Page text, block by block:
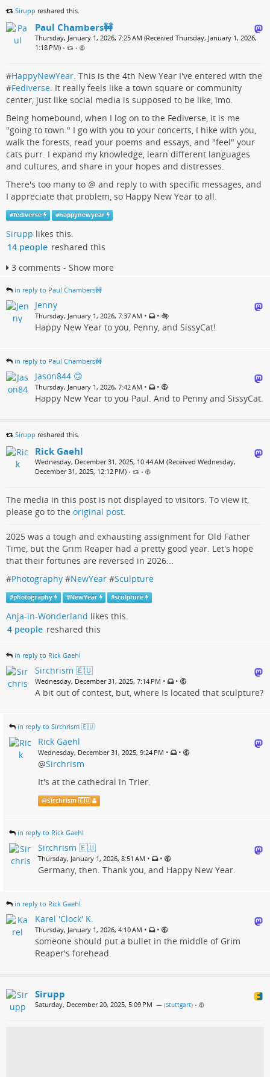
Sirupp reshared this.
Paul Chambers🚧
Thursday, January 1, 2026, 7:25 AM (Received Thursday, January 1, 2026,
1:18 PM) • •
#HappyNewYear. This is the 4th New Year I've entered with the
#Fediverse. It really feels like a town square or community
center, just like social media is supposed to be like, imo.
Being homebound, when I log on to the Fediverse, it is me
"going to town." I go with you to your concerts, I hike with you,
walk the forests, read your poems and essays, and "feel" your
cats purr. I expand my knowledge, learn different languages
and cultures, and share in your hopes and distresses.
There's too many to @ and reply to with specific messages, and
I appreciate that problem, so Happy New Year to all.
#fediverse #happynewyear
Sirupp likes this.
14 people reshared this
3 comments - Show more
in reply to Paul Chambers🚧
Jenny
Thursday, January 1, 2026, 7:37 AM • •
Happy New Year to you, Penny, and SissyCat!
in reply to Paul Chambers🚧
Jason844 🙃
Thursday, January 1, 2026, 7:42 AM • •
Happy New Year to you Paul. And to Penny and SissyCat.
Sirupp reshared this.
Rick Gaehl
Wednesday, December 31, 2025, 10:44 AM (Received Wednesday,
December 31, 2025, 12:12 PM) • •
The media in this post is not displayed to visitors. To view it,
please go to the original post.
2025 was a tough and exhausting assignment for Old Father
Time, but the Grim Reaper had a pretty good year. Let's hope
that their fortunes are reversed in 2026...
#Photography #NewYear #Sculpture
#photography #NewYear #sculpture
Anja-in-Wonderland likes this.
4 people reshared this
in reply to Rick Gaehl
Sirchrism 🇪🇺
Wednesday, December 31, 2025, 7:14 PM • •
A bit out of contest, but, where Is located that sculpture?
in reply to Sirchrism 🇪🇺
Rick Gaehl
Wednesday, December 31, 2025, 9:24 PM • •
@Sirchrism
It's at the cathedral in Trier.
@Sirchrism 🇪🇺
in reply to Rick Gaehl
Sirchrism 🇪🇺
Thursday, January 1, 2026, 8:51 AM • •
Germany, then. Thank you, and Happy New Year.
in reply to Rick Gaehl
Karel 'Clock' K.
Thursday, January 1, 2026, 4:10 AM • •
someone should put a bullet in the middle of Grim
Reaper's forehead.
Sirupp
Saturday, December 20, 2025, 5:09 PM — (Stuttgart) •